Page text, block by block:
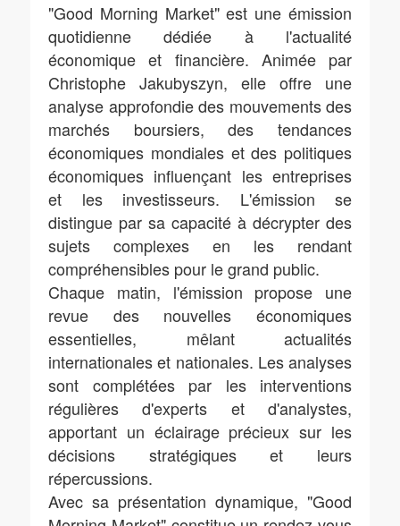
"Good Morning Market" est une émission
quotidienne dédiée à l'actualité
économique et financière. Animée par
Christophe Jakubyszyn, elle offre une
analyse approfondie des mouvements des
marchés boursiers, des tendances
économiques mondiales et des politiques
économiques influençant les entreprises
et les investisseurs. L'émission se
distingue par sa capacité à décrypter des
sujets complexes en les rendant
compréhensibles pour le grand public.
Chaque matin, l'émission propose une
revue des nouvelles économiques
essentielles, mêlant actualités
internationales et nationales. Les analyses
sont complétées par les interventions
régulières d'experts et d'analystes,
apportant un éclairage précieux sur les
décisions stratégiques et leurs
répercussions.
Avec sa présentation dynamique, "Good